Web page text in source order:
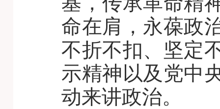
基，传承革命精
命在肩，永葆政
不折不扣、坚定
示精神以及党中
动来讲政治。